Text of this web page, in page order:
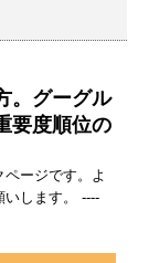
。グーグル
要度順位の
ージです。よ
いします。 ----